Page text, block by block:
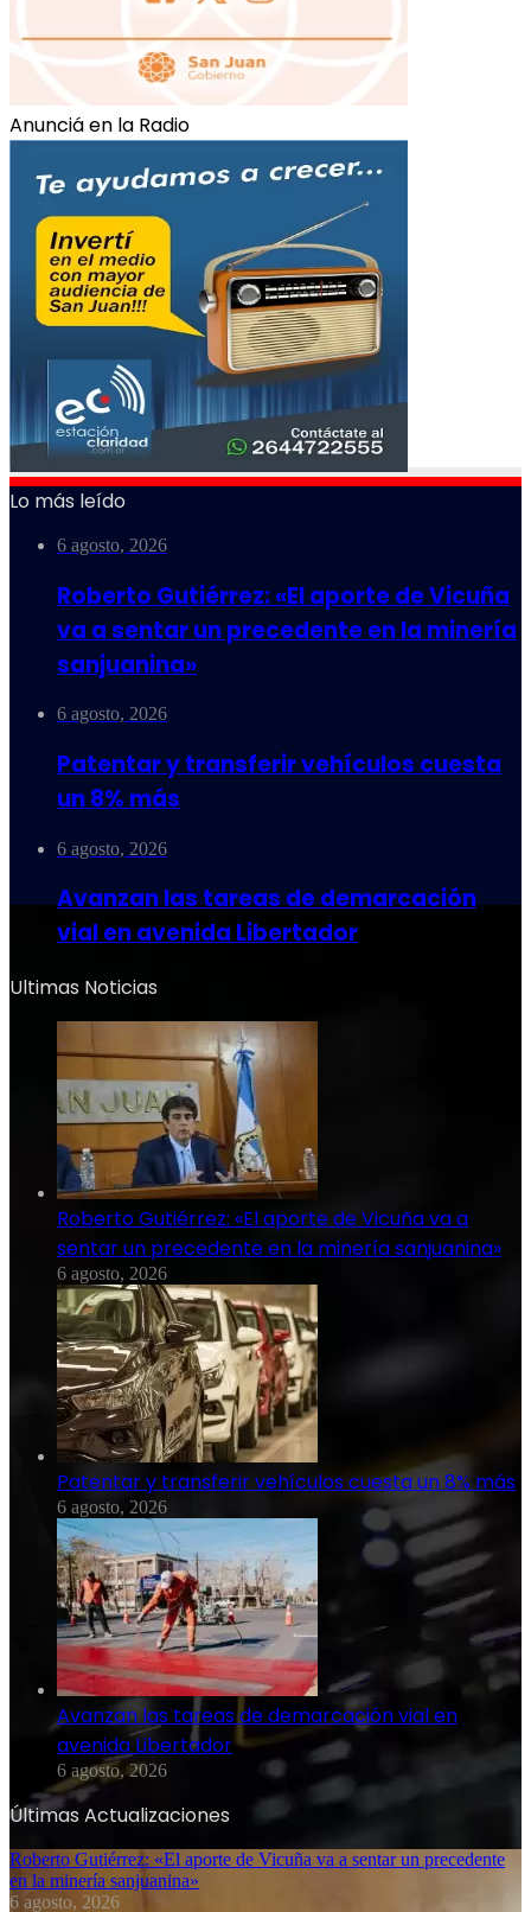
Anunciá en la Radio
Lo más leído
6 agosto, 2026
Roberto Gutiérrez: «El aporte de Vicuña
va a sentar un precedente en la minería
sanjuanina»
6 agosto, 2026
Patentar y transferir vehículos cuesta
un 8% más
6 agosto, 2026
Avanzan las tareas de demarcación
vial en avenida Libertador
Ultimas Noticias
Roberto Gutiérrez: «El aporte de Vicuña va a
sentar un precedente en la minería sanjuanina»
6 agosto, 2026
Patentar y transferir vehículos cuesta un 8% más
6 agosto, 2026
Avanzan las tareas de demarcación vial en
avenida Libertador
6 agosto, 2026
Últimas Actualizaciones
Roberto Gutiérrez: «El aporte de Vicuña va a sentar un precedente
en la minería sanjuanina»
6 agosto, 2026